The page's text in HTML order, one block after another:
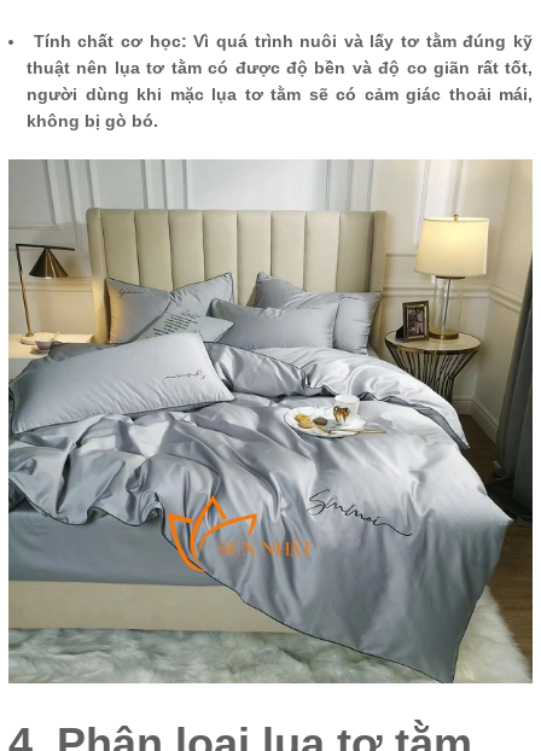
Tính chất cơ học: Vì quá trình nuôi và lấy tơ tằm đúng kỹ
thuật nên lụa tơ tằm có được độ bền và độ co giãn rất tốt,
người dùng khi mặc lụa tơ tằm sẽ có cảm giác thoải mái,
không bị gò bó.